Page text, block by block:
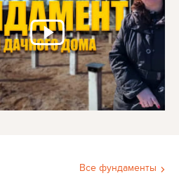
Все фундаменты